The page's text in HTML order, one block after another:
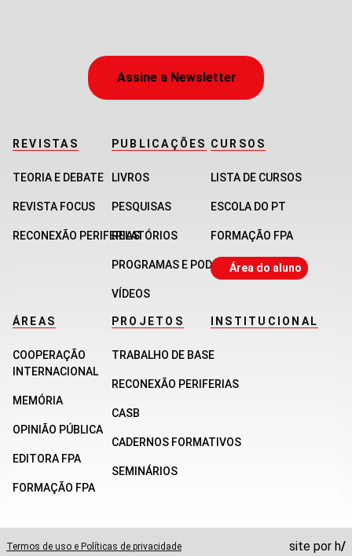
Assine a Newsletter
REVISTAS
TEORIA E DEBATE
REVISTA FOCUS
RECONEXÃO PERIFERIAS
PUBLICAÇÕES
LIVROS
PESQUISAS
RELATÓRIOS
PROGRAMAS E PODCASTS
VÍDEOS
CURSOS
LISTA DE CURSOS
ESCOLA DO PT
FORMAÇÃO FPA
Área do aluno
ÁREAS
COOPERAÇÃO
INTERNACIONAL
MEMÓRIA
OPINIÃO PÚBLICA
EDITORA FPA
FORMAÇÃO FPA
PROJETOS
TRABALHO DE BASE
RECONEXÃO PERIFERIAS
CASB
CADERNOS FORMATIVOS
SEMINÁRIOS
INSTITUCIONAL
Termos de uso e Políticas de privacidade site por h/